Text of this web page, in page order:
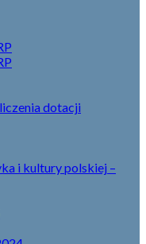
dotacji
i kultury polskiej –